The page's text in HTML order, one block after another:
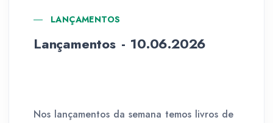
LANÇAMENTOS
Lançamentos - 10.06.2026
Nos lançamentos da semana temos livros de